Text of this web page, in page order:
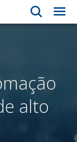
alto